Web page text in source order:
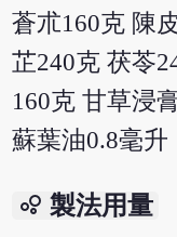
蒼朮160克 陳
芷240克 茯苓
160克 甘草浸
蘇葉油0.8毫升
bubble_chart 製法用量